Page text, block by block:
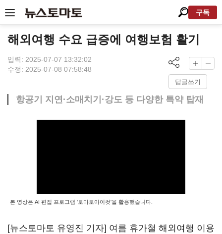
구독
해외여행 수요 급증에 여행보험 활기
입력: 2025-07-07 13:32:02
수정: 2025-07-08 07:58:48
답글쓰기
항공기 지연·소매치기·강도 등 다양한 특약 탑재
본 영상은 AI 편집 프로그램 '토마토아이컷'을 활용했습니다.
[뉴스토마토 유영진 기자] 여름 휴가철 해외여행 이용